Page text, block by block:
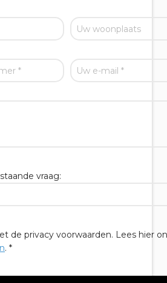
vraag:
de privacy voorwaarden. Lees hier
. *